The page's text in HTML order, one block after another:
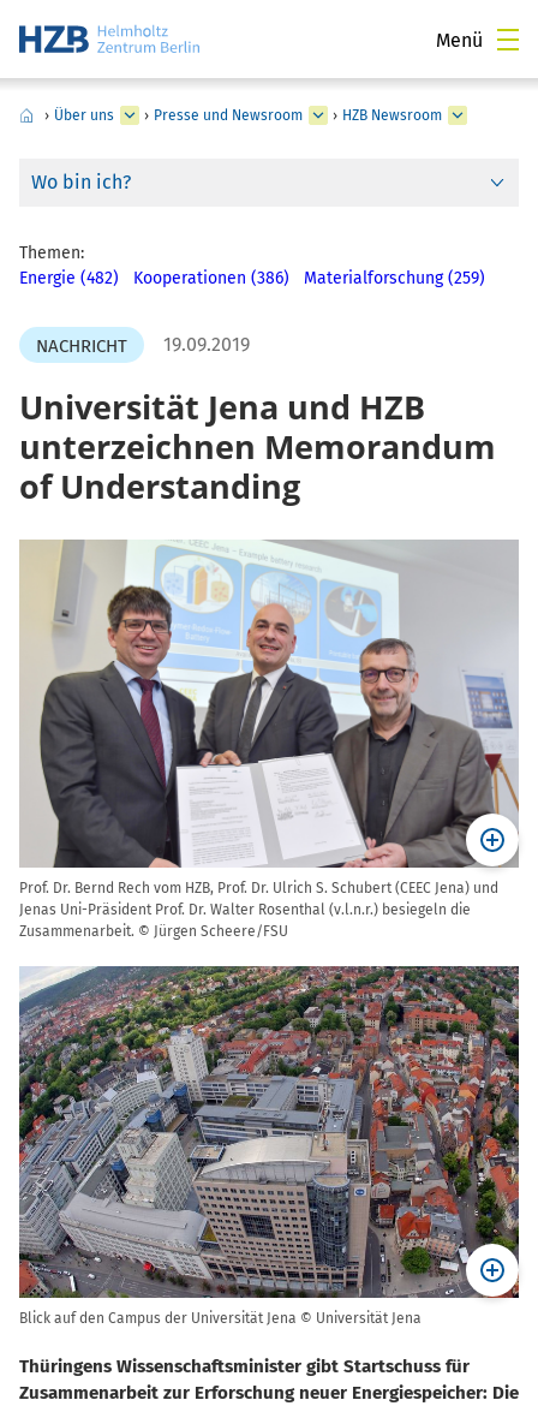
Menü
› Über uns › Presse und Newsroom › HZB Newsroom
Wo bin ich?
Themen:
Energie (482)
Kooperationen (386) Materialforschung (259)
NACHRICHT 19.09.2019
Universität Jena und HZB
unterzeichnen Memorandum
of Understanding
Prof. Dr. Bernd Rech vom HZB, Prof. Dr. Ulrich S. Schubert (CEEC Jena) und
Jenas Uni-Präsident Prof. Dr. Walter Rosenthal (v.l.n.r.) besiegeln die
Zusammenarbeit. © Jürgen Scheere/FSU
Blick auf den Campus der Universität Jena © Universität Jena
Thüringens Wissenschaftsminister gibt Startschuss für
Zusammenarbeit zur Erforschung neuer Energiespeicher: Die